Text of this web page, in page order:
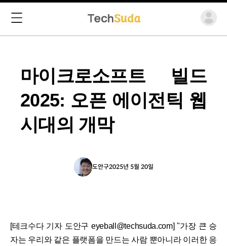
마이크로소프트 빌드
2025: 오픈 에이전틱 웹
시대의 개막
도안구2025년 5월 20일
[테크수다 기자 도안구 eyeball@techsuda.com] "가장 큰 승
자는 우리와 같은 플랫폼을 만드는 사람 뿐아니라 이러한 응